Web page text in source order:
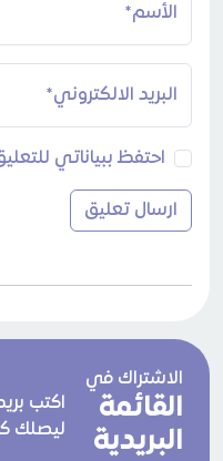
الأسم*
البريد الالكتروني*
احتفظ ببياناتي
الاشتراك في
القائمة
البريدية
اكتب
ليصلك